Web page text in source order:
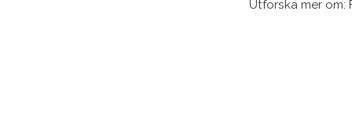
Utforska mer om: